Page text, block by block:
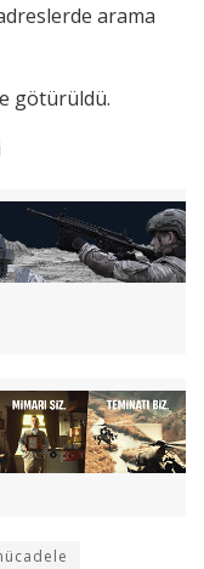
arama
götürüldü.